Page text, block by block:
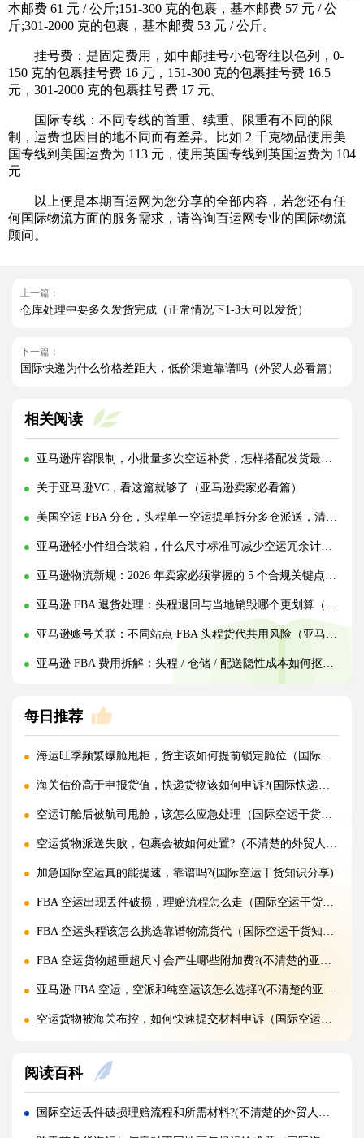
本邮费 61 元 / 公斤;151-300 克的包裹，基本邮费 57 元 / 公
斤;301-2000 克的包裹，基本邮费 53 元 / 公斤。
挂号费：是固定费用，如中邮挂号小包寄往以色列，0-
150 克的包裹挂号费 16 元，151-300 克的包裹挂号费 16.5
元，301-2000 克的包裹挂号费 17 元。
国际专线：不同专线的首重、续重、限重有不同的限
制，运费也因目的地不同而有差异。比如 2 千克物品使用美
国专线到美国运费为 113 元，使用英国专线到英国运费为 104
元
以上便是本期百运网为您分享的全部内容，若您还有任
何国际物流方面的服务需求，请咨询百运网专业的国际物流
顾问。
上一篇：
仓库处理中要多久发货完成（正常情况下1-3天可以发货）
下一篇：
国际快递为什么价格差距大，低价渠道靠谱吗（外贸人必看篇）
相关阅读
亚马逊库容限制，小批量多次空运补货，怎样搭配发货最省物流费?(亚马逊卖家请注意)
关于亚马逊VC，看这篇就够了（亚马逊卖家必看篇）
美国空运 FBA 分仓，头程单一空运提单拆分多仓派送，清关资料拆分填报规范（亚马逊卖家请注意）
亚马逊轻小件组合装箱，什么尺寸标准可减少空运冗余计费空间（亚马逊卖家请注意）
亚马逊物流新规：2026 年卖家必须掌握的 5 个合规关键点（亚马逊卖家请注意）
亚马逊 FBA 退货处理：头程退回与当地销毁哪个更划算（跨境电商卖家请注意）
亚马逊账号关联：不同站点 FBA 头程货代共用风险（亚马逊卖家请注意）
亚马逊 FBA 费用拆解：头程 / 仓储 / 配送隐性成本如何抠细节（亚马逊跨境电商卖家请注意）
每日推荐
海运旺季频繁爆舱甩柜，货主该如何提前锁定舱位（国际海运干货知识分享）
海关估价高于申报货值，快递货物该如何申诉?(国际快递干货知识分享)
空运订舱后被航司甩舱，该怎么应急处理（国际空运干货知识分享）
空运货物派送失败，包裹会被如何处置?（不清楚的外贸人看过来）
加急国际空运真的能提速，靠谱吗?(国际空运干货知识分享)
FBA 空运出现丢件破损，理赔流程怎么走（国际空运干货知识分享）
FBA 空运头程该怎么挑选靠谱物流货代（国际空运干货知识分享）
FBA 空运货物超重超尺寸会产生哪些附加费?(不清楚的亚马逊卖家看过来)
亚马逊 FBA 空运，空派和纯空运该怎么选择?(不清楚的亚马逊卖家看过来)
空运货物被海关布控，如何快速提交材料申诉（国际空运干货知识分享）
国际空运低申报被海关查到，罚款比例是多少?(国际空运干货知识分享)
国际空运的运单有什么作用，包含哪些关键信息（国际空运干货知识分享）
阅读百科
国际空运丢件破损理赔流程和所需材料?(不清楚的外贸人看过来)